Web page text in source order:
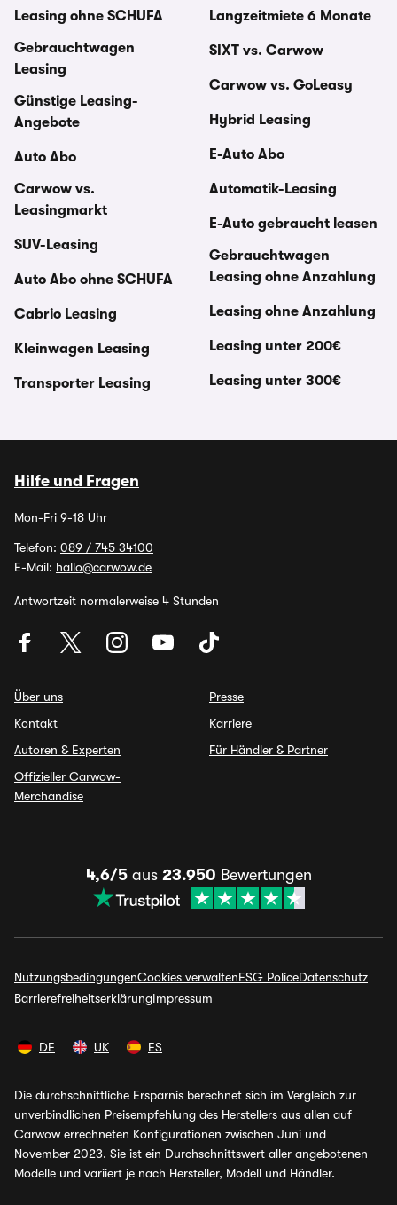
Leasing ohne SCHUFA
Gebrauchtwagen
Leasing
Günstige Leasing-
Angebote
Auto Abo
Carwow vs.
Leasingmarkt
SUV-Leasing
Auto Abo ohne SCHUFA
Cabrio Leasing
Kleinwagen Leasing
Transporter Leasing
Langzeitmiete 6 Monate
SIXT vs. Carwow
Carwow vs. GoLeasy
Hybrid Leasing
E-Auto Abo
Automatik-Leasing
E-Auto gebraucht leasen
Gebrauchtwagen
Leasing ohne Anzahlung
Leasing ohne Anzahlung
Leasing unter 200€
Leasing unter 300€
Hilfe und Fragen
Mon-Fri 9-18 Uhr
Telefon: 089 / 745 34100
E-Mail: hallo@carwow.de
Antwortzeit normalerweise 4 Stunden
Über uns
Kontakt
Autoren & Experten
Offizieller Carwow-
Merchandise
Presse
Karriere
Für Händler & Partner
4,6/5aus 23.950 Bewertungen
NutzungsbedingungenCookies verwaltenESG PoliceDatenschutz
BarrierefreiheitserklärungImpressum
DE UK ES
Die durchschnittliche Ersparnis berechnet sich im Vergleich zur
unverbindlichen Preisempfehlung des Herstellers aus allen auf
Carwow errechneten Konfigurationen zwischen Juni und
November 2023. Sie ist ein Durchschnittswert aller angebotenen
Modelle und variiert je nach Hersteller, Modell und Händler.